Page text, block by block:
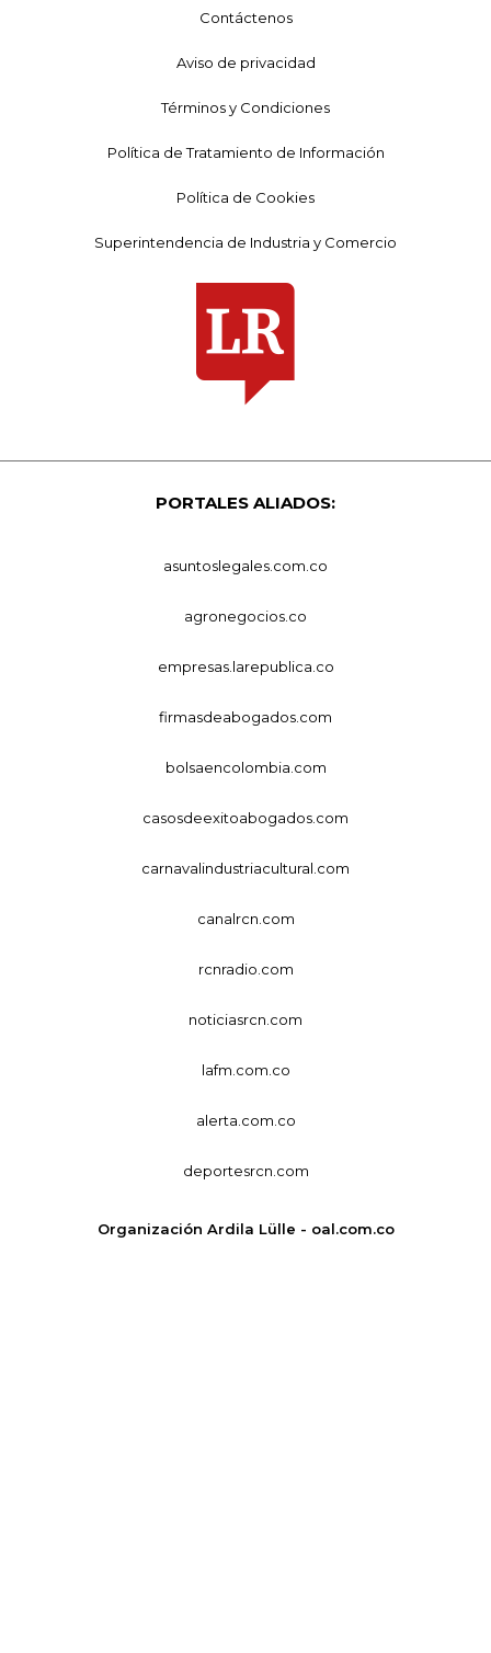
Contáctenos
Aviso de privacidad
Términos y Condiciones
Política de Tratamiento de Información
Política de Cookies
Superintendencia de Industria y Comercio
PORTALES ALIADOS:
asuntoslegales.com.co
agronegocios.co
empresas.larepublica.co
firmasdeabogados.com
bolsaencolombia.com
casosdeexitoabogados.com
carnavalindustriacultural.com
canalrcn.com
rcnradio.com
noticiasrcn.com
lafm.com.co
alerta.com.co
deportesrcn.com
Organización Ardila Lülle - oal.com.co